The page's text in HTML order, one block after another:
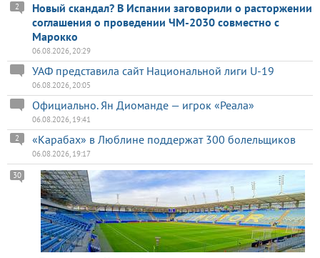
Новый скандал? В Испании заговорили о расторжении
соглашения о проведении ЧМ-2030 совместно с
Марокко
2
06.08.2026, 20:29
УАФ представила сайт Национальной лиги U-19
06.08.2026, 20:05
Официально. Ян Диоманде — игрок «Реала»
06.08.2026, 19:41
«Карабах» в Люблине поддержат 300 болельщиков
2
06.08.2026, 19:17
30